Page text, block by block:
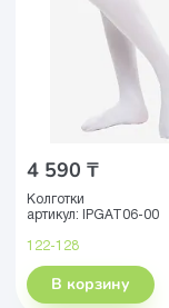
4 590 ₸
Колготки
артикул:
IPGAT06-00
122-128
В корзину